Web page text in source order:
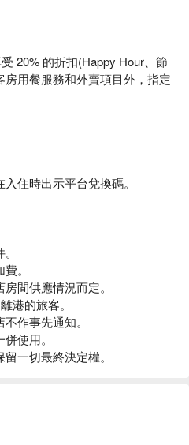
20% 的折扣(Happy Hour、節
用餐服務和外賣項目外，指定
住時出示平台兌換碼。
。
間供應情況而定。
港的旅客。
作事先通知。
使用。
一切最終決定權。